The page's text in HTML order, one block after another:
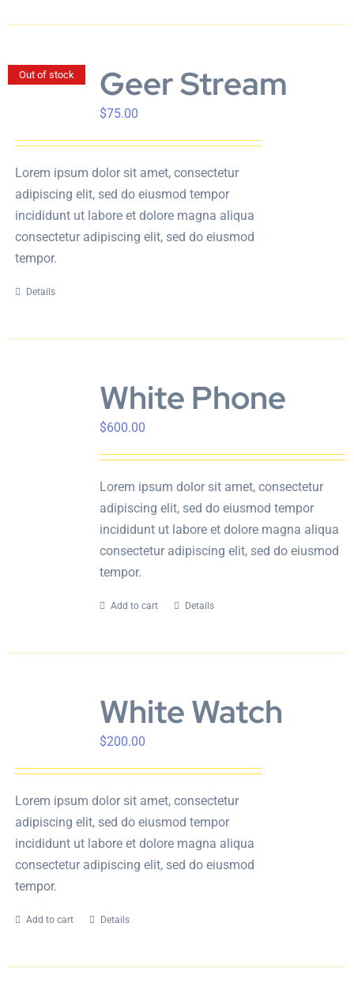
Out of stock Geer Stream
$75.00
Lorem ipsum dolor sit amet, consectetur
adipiscing elit, sed do eiusmod tempor
incididunt ut labore et dolore magna aliqua
consectetur adipiscing elit, sed do eiusmod
tempor.
Details
White Phone
$600.00
Lorem ipsum dolor sit amet, consectetur
adipiscing elit, sed do eiusmod tempor
incididunt ut labore et dolore magna aliqua
consectetur adipiscing elit, sed do eiusmod
tempor.
Add to cart Details
White Watch
$200.00
Lorem ipsum dolor sit amet, consectetur
adipiscing elit, sed do eiusmod tempor
incididunt ut labore et dolore magna aliqua
consectetur adipiscing elit, sed do eiusmod
tempor.
Add to cart Details